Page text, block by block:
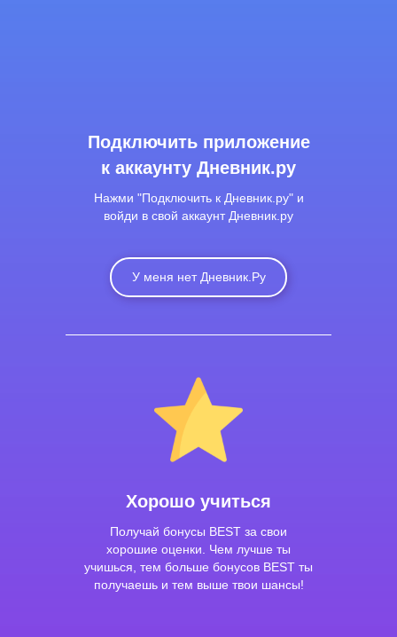
Нажми "Подключить к Дневник.ру" и
войди в свой аккаунт Дневник.ру
Получай бонусы BEST за свои
хорошие оценки. Чем лучше ты
учишься, тем больше бонусов BEST ты
получаешь и тем выше твои шансы!
Подключить приложение
к аккаунту Дневник.ру
Хорошо учиться
У меня нет Дневник.Ру